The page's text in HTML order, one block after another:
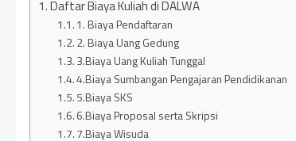
Daftar Biaya Kuliah di DALWA
1. Biaya Pendaftaran
2. Biaya Uang Gedung
3.Biaya Uang Kuliah Tunggal
4.Biaya Sumbangan Pengajaran Pendidikanan
5.Biaya SKS
6.Biaya Proposal serta Skripsi
7.Biaya Wisuda